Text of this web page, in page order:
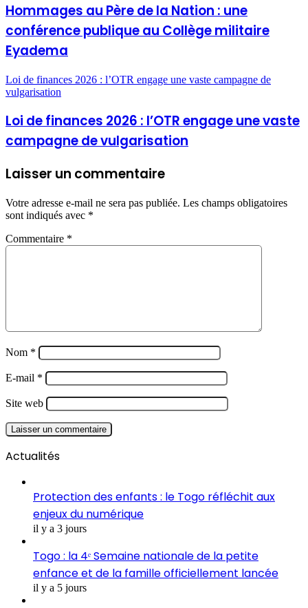
Hommages au Père de la Nation : une
conférence publique au Collège militaire
Eyadema
Loi de finances 2026 : l’OTR engage une vaste campagne de
vulgarisation
Loi de finances 2026 : l’OTR engage une vaste
campagne de vulgarisation
Laisser un commentaire
Votre adresse e-mail ne sera pas publiée. Les champs obligatoires
sont indiqués avec *
Commentaire *
Nom *
E-mail *
Site web
Actualités
Protection des enfants : le Togo réfléchit aux
enjeux du numérique
il y a 3 jours
Togo : la 4ᵉ Semaine nationale de la petite
enfance et de la famille officiellement lancée
il y a 5 jours